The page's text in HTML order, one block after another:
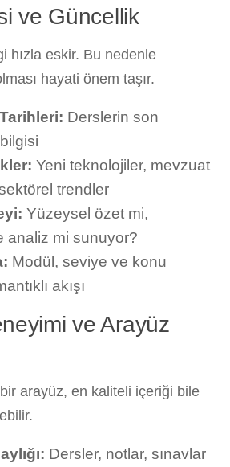
ve Güncellik
hızla eskir. Bu nedenle
hayati önem taşır.
Derslerin son
Yeni teknolojiler, mevzuat
trendler
Yüzeysel özet mi,
analiz mi sunuyor?
Modül, seviye ve konu
akışı
ve Arayüz
arayüz, en kaliteli içeriği bile
Dersler, notlar, sınavlar